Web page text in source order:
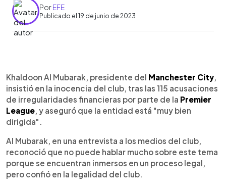
PorEFE
Publicado el 19 de junio de 2023
Escuchar artículo
Khaldoon Al Mubarak, presidente del Manchester City,
insistió en la inocencia del club, tras las 115 acusaciones
de irregularidades financieras por parte de la Premier
League, y aseguró que la entidad está "muy bien
dirigida".
Al Mubarak, en una entrevista a los medios del club,
reconoció que no puede hablar mucho sobre este tema
porque se encuentran inmersos en un proceso legal,
pero confió en la legalidad del club.